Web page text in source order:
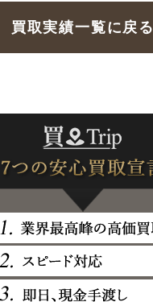
買取実績一覧に戻る